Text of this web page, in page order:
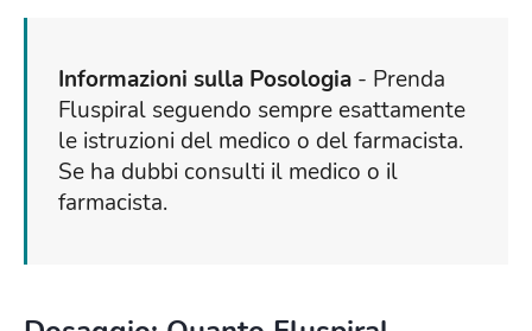
Informazioni sulla Posologia - Prenda
Fluspiral seguendo sempre esattamente
le istruzioni del medico o del farmacista.
Se ha dubbi consulti il medico o il
farmacista.